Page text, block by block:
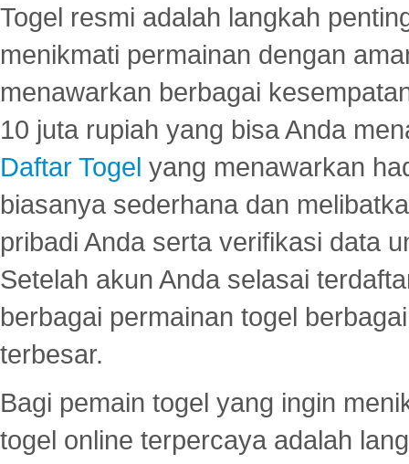
Togel resmi adalah langkah
menikmati permainan dengan
menawarkan berbagai
10 juta rupiah yang bisa Anda
Daftar Togel yang menawarkan
biasanya sederhana dan
pribadi Anda serta verifikasi data
Setelah akun Anda selasai
berbagai permainan togel
terbesar.
Bagi pemain togel yang ingin
togel online terpercaya adalah